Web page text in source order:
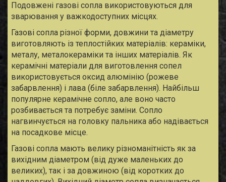
Подовжені газові сопла використовуються для
зварювання у важкодоступних місцях.
Газові сопла різної форми, довжини та діаметру
виготовляють із теплостійких матеріалів: кераміки,
металу, металокераміки та інших матеріалів. Як
керамічні матеріали для виготовлення сопел
використовується оксид алюмінію (рожеве
забарвлення) і лава (біле забарвлення). Найбільш
популярне керамічне сопло, але воно часто
розбивається та потребує заміни. Сопло
нагвинчується на головку пальника або надівається
на посадкове місце.
Газові сопла мають велику різноманітність як за
вихідним діаметром (від дуже маленьких до
великих), так і за довжиною (від коротких до